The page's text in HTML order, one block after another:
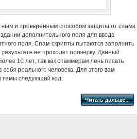
и проверенным способом защиты от спама
дополнительного поля для ввода
поля. Спам-скрипты пытаются заполнить
не проходят проверку. Данный
10 лет, так как спаммерам лень писать
реального человека. Для этого вам
темы следующий код:
Читать дальше...